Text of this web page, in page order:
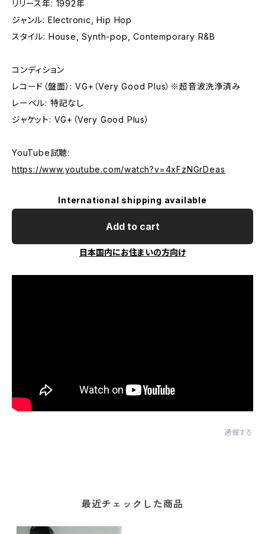
リリース年: 1992年
ジャンル: Electronic, Hip Hop
スタイル: House, Synth-pop, Contemporary R&B
コンディション
レコード（盤面）: VG+（Very Good Plus）※超音波洗浄済み
レーベル: 特記なし
ジャケット: VG+（Very Good Plus）
YouTube試聴:
https://www.youtube.com/watch?v=4xFzNGrDeas
International shipping available
Add to cart
日本国内にお住まいの方向け
通報する
最近チェックした商品